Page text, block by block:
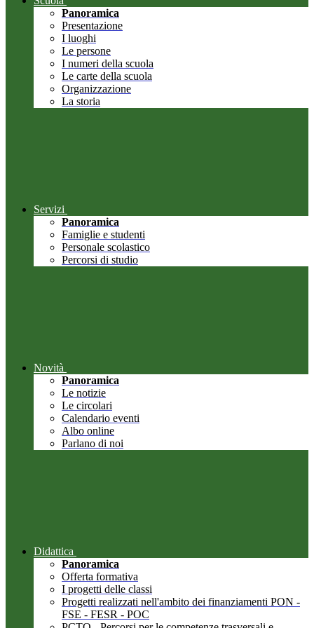
Panoramica
Presentazione
I luoghi
Le persone
I numeri della scuola
Le carte della scuola
Organizzazione
La storia
Servizi
Panoramica
Famiglie e studenti
Personale scolastico
Percorsi di studio
Novità
Panoramica
Le notizie
Le circolari
Calendario eventi
Albo online
Parlano di noi
Didattica
Panoramica
Offerta formativa
I progetti delle classi
Progetti realizzati nell'ambito dei finanziamenti PON -
FSE - FESR - POC